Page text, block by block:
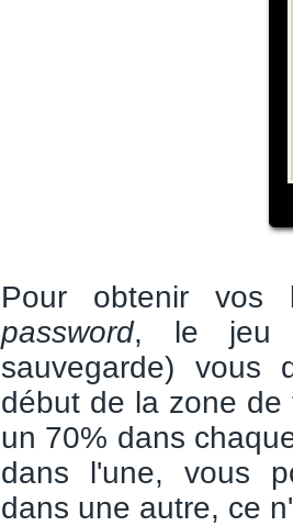
Pour obtenir vos
password, le jeu
sauvegarde) vous
début de la zone de
un 70% dans
dans l'une, vous
dans une autre, ce